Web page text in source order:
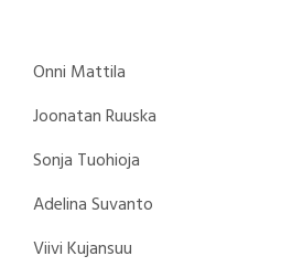
Onni Mattila
Joonatan Ruuska
Sonja Tuohioja
Adelina Suvanto
Viivi Kujansuu